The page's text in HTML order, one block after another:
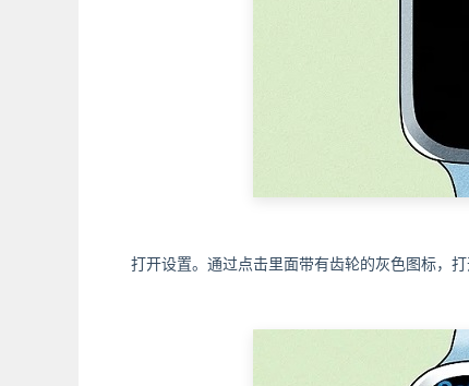
打开设置。通过点击里面带有齿轮的灰色图标，